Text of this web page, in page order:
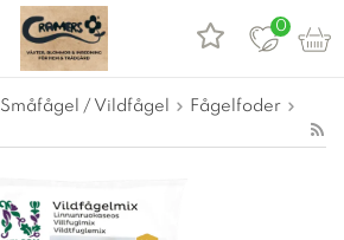
0
Småfågel / Vildfågel
Fågelfoder